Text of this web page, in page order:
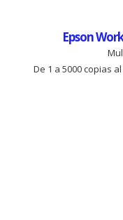
Epson
De 1 a 5000 copias